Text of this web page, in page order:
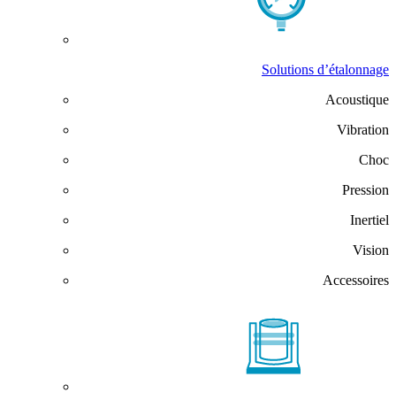
Solutions d’étalonnage
Acoustique
Vibration
Choc
Pression
Inertiel
Vision
Accessoires